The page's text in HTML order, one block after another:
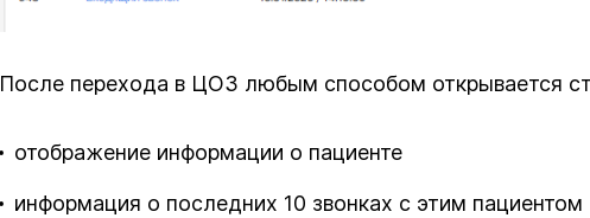
После перехода в ЦОЗ любым способом открывается
отображение информации о пациенте
информация о последних 10 звонках с этим пациентом